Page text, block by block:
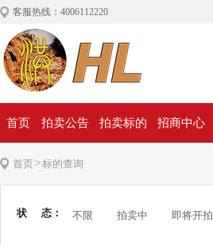
客服热线：4006112220
首页 拍卖公告 拍卖标的 招商中心
首页>标的查询
状 态： 不限 拍卖中 即将开拍